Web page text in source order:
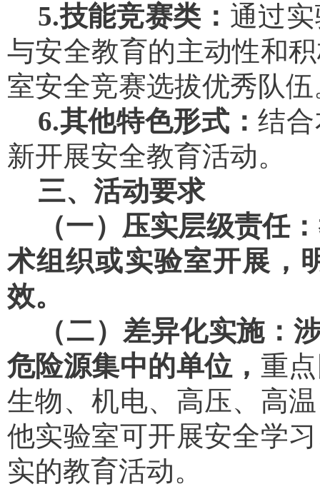
5.技能竞赛类： 通过
与安全教育的主动性和
室安全竞赛选拔优秀队伍
6.其他特色形式：结
新开展安全教育活动。
三、活动要求
（一）压实层级责任
术组织或实验室开展，
效。
（二）差异化实施：
危险源集中的单位， 重
生物、机电、高压、高
他实验室可开展安全学
实的教育活动。